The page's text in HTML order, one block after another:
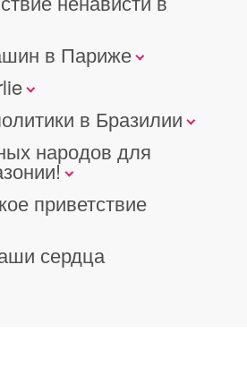
в Париже
в Бразилии
народов для
приветствие
сердца